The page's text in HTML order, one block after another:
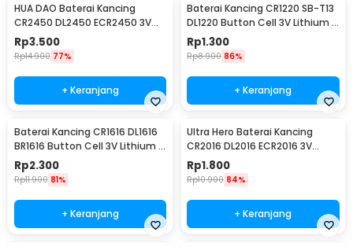
HUA DAO Baterai Kancing
CR2450 DL2450 ECR2450 3V
Lithium 1 PCS
Rp3.500
Rp14.900 77%
+ Keranjang
Baterai Kancing CR1220 SB-T13
DL1220 Button Cell 3V Lithium 1
PCS
Rp1.300
Rp8.900 86%
+ Keranjang
Baterai Kancing CR1616 DL1616
BR1616 Button Cell 3V Lithium 1
PCS
Rp2.300
Rp11.900 81%
+ Keranjang
Ultra Hero Baterai Kancing
CR2016 DL2016 ECR2016 3V
Lithium 1 PCS
Rp1.800
Rp10.900 84%
+ Keranjang